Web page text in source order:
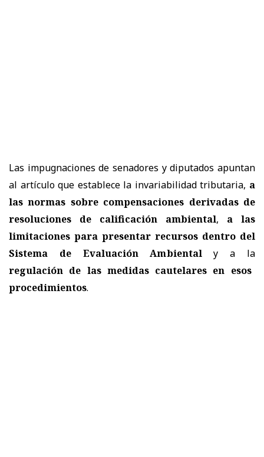
Las impugnaciones de senadores y diputados apuntan
al artículo que establece la invariabilidad tributaria, a
las normas sobre compensaciones derivadas de
resoluciones de calificación ambiental, a las
limitaciones para presentar recursos dentro del
Sistema de Evaluación Ambientaly a la
regulación de las medidas cautelares en esos
procedimientos.